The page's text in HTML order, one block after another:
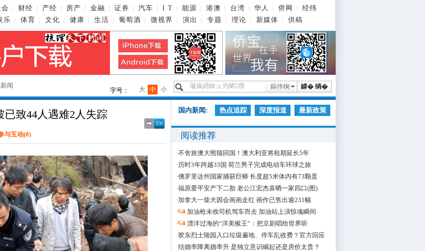
财经 产经 房产 金融 证券 汽车 I T 能源 港澳 台湾 华人 侨网
经纬
乐 体育 文化 健康 生活 葡萄酒 微视界 演出 专题 理论 新媒体 供稿
闻 鎼� 绱�
鏂伴椈
字号： 小
中
大
已致44人遇难2人失踪
与互动(0)
国内新闻: 热点追踪 深度报道 最新政策
阅读推荐
·不舍旅澳大熊猫回国！澳大利亚将租期延长5年
·历时3年跨越33国 荷兰男子完成电动车环球之旅
·佛罗里达州国家捕获巨蟒 长度超5米体内有73颗蛋
·福原爱平安产下二胎 老公江宏杰喜晒一家四口(图)
·加拿大一柴犬因会画画走红 画作已售出逾231幅
·
加油枪未收司机驾车而去 加油站上演惊魂瞬间
·
漂洋过海的“洋美猴王”：把京剧唱给世界听
·胶东烈士陵园入口垃圾遍地、停车乱收费？官方回应
·结婚率降离婚率升 是独立意识崛起还是房价太贵？